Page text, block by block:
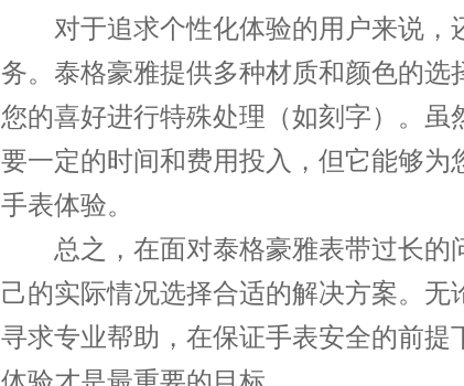
对于追求个性化体验的用户来说，
务。泰格豪雅提供多种材质和颜色的选
您的喜好进行特殊处理（如刻字）。虽
要一定的时间和费用投入，但它能够为
手表体验。
总之，在面对泰格豪雅表带过长的
己的实际情况选择合适的解决方案。无
寻求专业帮助，在保证手表安全的前提